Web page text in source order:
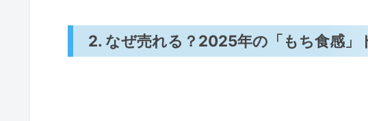
2. なぜ売れる？2025年の「もち食感」